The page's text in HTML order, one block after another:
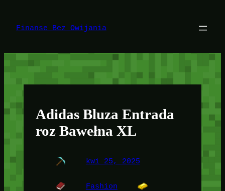
treści
Finanse Bez Owijania
Adidas Bluza Entrada
roz Bawełna XL
kwi 25, 2025
Fashion